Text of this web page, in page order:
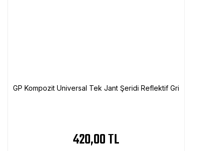
GP Kompozit Universal Tek Jant Şeridi Reflektif Gri
420,00 TL